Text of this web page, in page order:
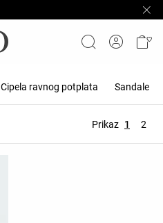
Cipela ravnog potplata Sandale
Prikaz 1 2